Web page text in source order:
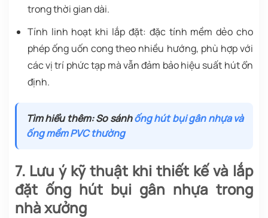
trong thời gian dài.
Tính linh hoạt khi lắp đặt: đặc tính mềm dẻo cho
phép ống uốn cong theo nhiều hướng, phù hợp với
các vị trí phức tạp mà vẫn đảm bảo hiệu suất hút ổn
định.
Tìm hiểu thêm: So sánhống hút bụi gân nhựa và
ống mềm PVC thường
7. Lưu ý kỹ thuật khi thiết kế và lắp
đặt ống hút bụi gân nhựa trong
nhà xưởng